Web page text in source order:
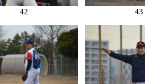
42 43